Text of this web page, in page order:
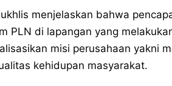
menjelaskan bahwa
PLN di lapangan yang
misi perusahaan yakni
kehidupan masyarakat.